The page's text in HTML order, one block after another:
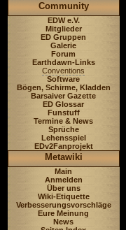
Community
EDW e.V.
Mitglieder
ED Gruppen
Galerie
Forum
Earthdawn-Links
Conventions
Software
Bögen, Schirme, Kladden
Barsaiver Gazette
ED Glossar
Funstuff
Termine & News
Sprüche
Lehensspiel
EDv2Fanprojekt
Metawiki
Main
Anmelden
Über uns
Wiki-Etiquette
Verbesserungsvorschläge
Eure Meinung
News